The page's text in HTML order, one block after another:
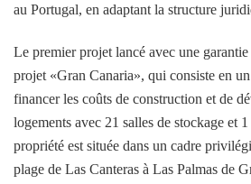
au Portugal, en adaptant la structure
Le premier projet lancé avec une
projet «Gran Canaria», qui consiste en
financer les coûts de construction et de
logements avec 21 salles de stockage et
propriété est située dans un cadre
plage de Las Canteras à Las Palmas de